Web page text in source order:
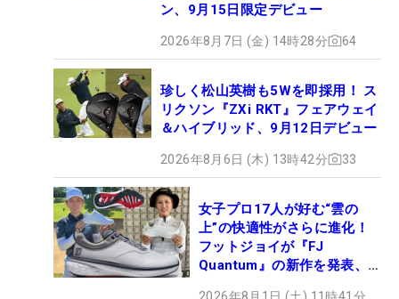
ン、9月15日限定デビュー
2026年8月7日 (金) 14時28分 64
珍しく松山英樹も5Wを即採用！ ス
リクソン『ZXi RKT』フェアウェイ
＆ハイブリッド、9月12日デビュー
2026年8月6日 (木) 13時42分 33
女子プロ17人が好む“雲の
上”の快適性がさらに進化！
フットジョイが『FJ
Quantum』の新作を発表、8